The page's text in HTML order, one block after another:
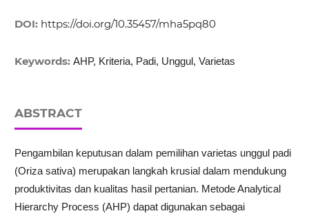
DOI: https://doi.org/10.35457/mha5pq80
Keywords:AHP, Kriteria, Padi, Unggul, Varietas
ABSTRACT
Pengambilan keputusan dalam pemilihan varietas unggul padi
(Oriza sativa) merupakan langkah krusial dalam mendukung
produktivitas dan kualitas hasil pertanian. Metode Analytical
Hierarchy Process (AHP) dapat digunakan sebagai